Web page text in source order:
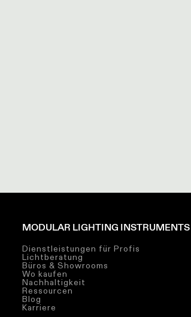
MODULAR LIGHTING INSTRUMENTS
Dienstleistungen für Profis
Lichtberatung
Büros & Showrooms
Wo kaufen
Nachhaltigkeit
Ressourcen
Blog
Karriere